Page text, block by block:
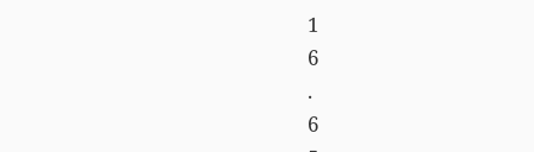
1
6
.
6